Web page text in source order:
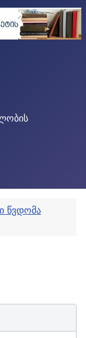
წვდომა